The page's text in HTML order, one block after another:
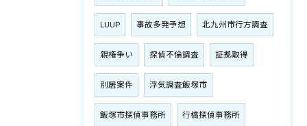
LUUP 事故多発予想 北九州市行方調査
親権争い 探偵不倫調査 証拠取得
別居案件 浮気調査飯塚市
飯塚市探偵事務所 行橋探偵事務所